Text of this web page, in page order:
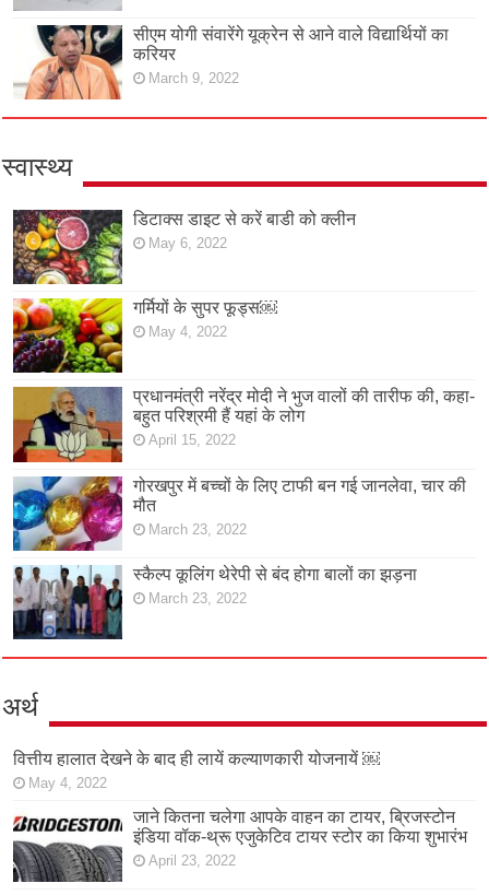
सीएम योगी संवारेंगे यूक्रेन से आने वाले विद्यार्थियों का
करियर
March 9, 2022
स्वास्थ्य
डिटाक्स डाइट से करें बाडी को क्लीन
May 6, 2022
गर्मियों के सुपर फूड्स￼
May 4, 2022
प्रधानमंत्री नरेंद्र मोदी ने भुज वालों की तारीफ की, कहा-
बहुत परिश्रमी हैं यहां के लोग
April 15, 2022
गोरखपुर में बच्चों के लिए टाफी बन गई जानलेवा, चार की
मौत
March 23, 2022
स्कैल्प कूलिंग थेरेपी से बंद होगा बालों का झड़ना
March 23, 2022
अर्थ
वित्तीय हालात देखने के बाद ही लायें कल्याणकारी योजनायें ￼
May 4, 2022
जाने कितना चलेगा आपके वाहन का टायर, ब्रिजस्टोन
इंडिया वॉक-थ्रू एजुकेटिव टायर स्टोर का किया शुभारंभ
April 23, 2022